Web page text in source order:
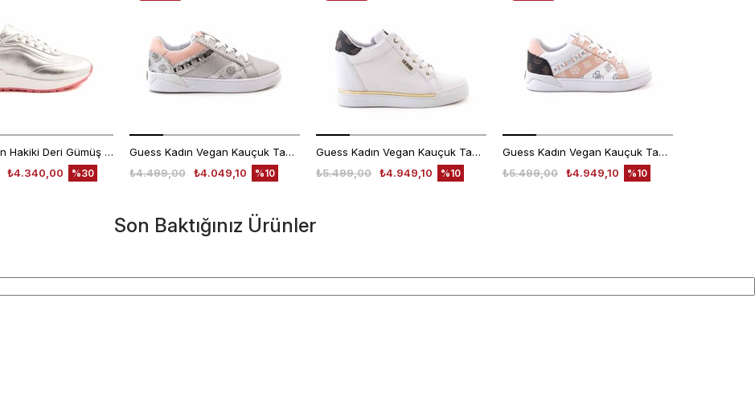
Rouge Kadın Hakiki Deri Gümüş Spor & Sneaker Ayakkabı
₺4.340,00
%30
Guess Kadın Vegan Kauçuk Taban Gümüş Spor & Sneaker Ayakkabı
₺4.049,10
₺4.499,00 %10
Guess Kadın Vegan Kauçuk Taban Beyaz Spor & Sneaker Ayakkabı
₺4.949,10
₺5.499,00 %10
Guess Kadın Vegan Kauçuk Taban Beyaz Spor & Sneaker Ayakkabı
₺4.949,10
₺5.499,00 %10
Son Baktığınız Ürünler